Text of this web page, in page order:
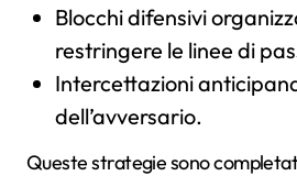
Blocchi difensivi
restringere le linee di
Intercettazioni
dell’avversario.
Queste strategie sono